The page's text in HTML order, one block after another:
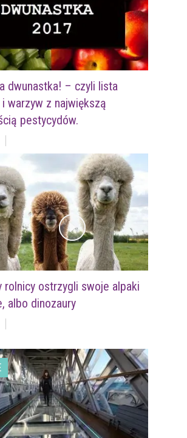
dwunastka! – czyli lista
warzyw z największą
pestycydów.
rolnicy ostrzygli swoje alpaki
albo dinozaury